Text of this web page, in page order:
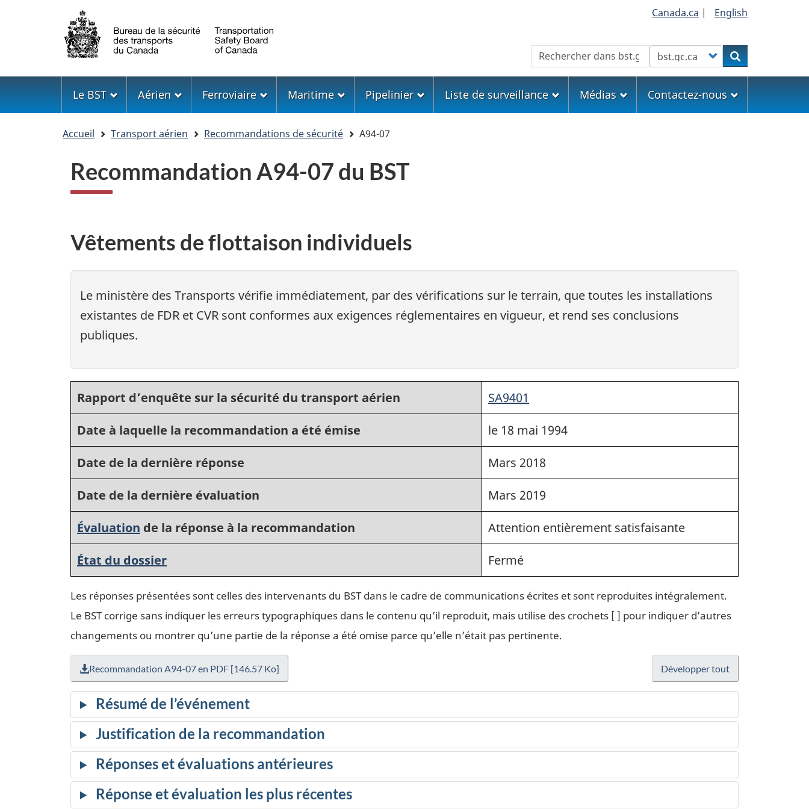
Sélection
de
la
langue
Canada.ca | English
Rechercher Customize your searchRechercher
Menu
Le BST Aérien Ferroviaire Maritime Pipelinier Liste de surveillance Médias Contactez-nous
Accueil Transport aérien Recommandations de sécurité A94-07
Recommandation A94-07 du BST
Vêtements de flottaison individuels
Le ministère des Transports vérifie immédiatement, par des vérifications sur le terrain, que toutes les installations
existantes de FDR et CVR sont conformes aux exigences réglementaires en vigueur, et rend ses conclusions
publiques.
Rapport d’enquête sur la sécurité du transport aérien
SA9401
Date à laquelle la recommandation a été émise
le 18 mai 1994
Date de la dernière réponse
Mars 2018
Date de la dernière évaluation
Mars 2019
Évaluation de la réponse à la recommandation
Attention entièrement satisfaisante
État du dossier
Fermé
Les réponses présentées sont celles des intervenants du BST dans le cadre de communications écrites et sont reproduites intégralement.
Le BST corrige sans indiquer les erreurs typographiques dans le contenu qu’il reproduit, mais utilise des crochets [ ] pour indiquer d’autres
changements ou montrer qu’une partie de la réponse a été omise parce qu’elle n’était pas pertinente.
Recommandation A94-07 en PDF [146.57 Ko] Développer tout